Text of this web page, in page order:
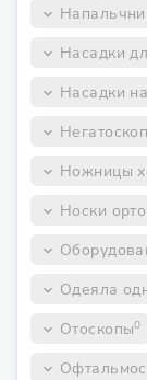
keyboard_arrow_down
keyboard_arrow_down Насадки
keyboard_arrow_down Насадки
keyboard_arrow_down
keyboard_arrow_down Ножницы
keyboard_arrow_down Носки
keyboard_arrow_down
keyboard_arrow_down Одеяла
keyboard_arrow_down Отоскопы0
keyboard_arrow_down